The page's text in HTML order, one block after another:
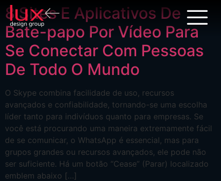
8 Sites E Aplicativos De
Bate-papo Por Vídeo Para
Se Conectar Com Pessoas
De Todo O Mundo
O Skype combina facilidade de uso, recursos
avançados e confiabilidade, tornando-se uma escolha
líder tanto para indivíduos quanto para empresas. Se
você está procurando uma maneira extremamente fácil
de se comunicar, o WhatsApp é essencial, mas para
grupos grandes ou recursos avançados, ele pode não
ser suficiente. Há um botão “Cease” (Parar) localizado
emblem abaixo […]